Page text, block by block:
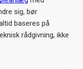
sig, bør
baseres på
rådgivning, ikke